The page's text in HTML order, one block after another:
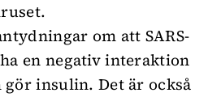
om att SARS-
en negativ interaktion
insulin. Det är också